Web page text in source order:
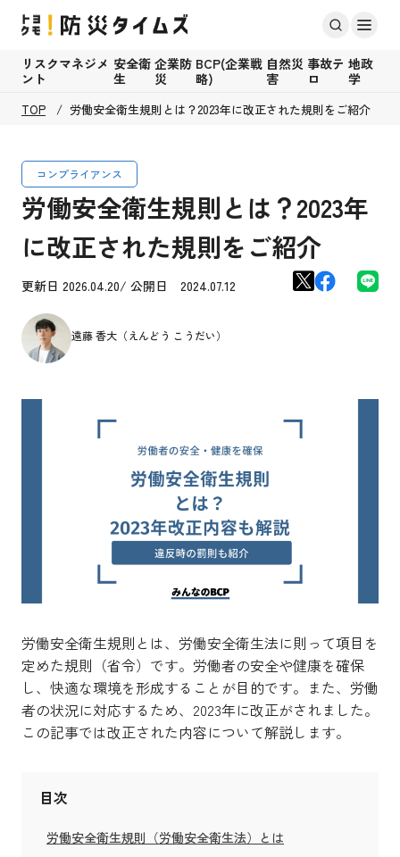
リスクマネジメ
ント
安全衛
生
企業防
災
BCP(企業戦
略)
自然災
害
事故テ
ロ
地政
学
TOP 労働安全衛生規則とは？2023年に改正された規則をご紹介
コンプライアンス
労働安全衛生規則とは？2023年
に改正された規則をご紹介
更新日 2026.04.20/ 公開日 2024.07.12
遠藤 香大（えんどう こうだい）
労働安全衛生規則とは、労働安全衛生法に則って項目を
定めた規則（省令）です。 労働者の安全や健康を確保
し、快適な環境を形成することが目的です。また、労働
者の状況に対応するため、2023年に改正がされました。
この記事では改正された内容について解説します。
目次
労働安全衛生規則（労働安全衛生法）とは